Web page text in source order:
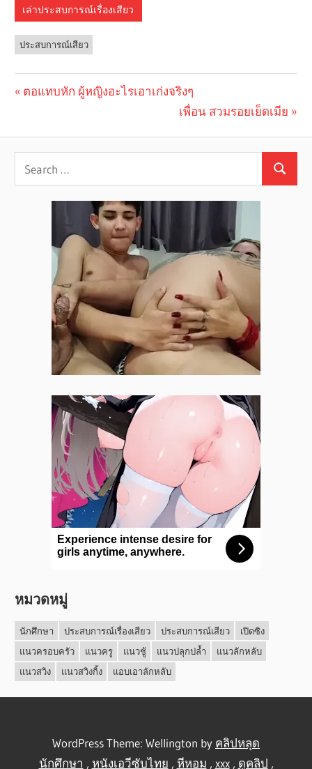
เล่าประสบการณ์เรื่องเสียว
ประสบการณ์เสียว
navigation
Previous
ตอแทบหัก ผู้หญิงอะไรเอาเก่งจริงๆ
Next
เพื่อน สวมรอยเย็ดเมีย
หมวดหมู่
นักศึกษา ประสบการณ์เรื่องเสียว ประสบการณ์เสียว
เปิดซิง
แนวครอบครัว
แนวครู แนวชู้ แนวปลุกปล้ำ
แนวลักหลับ
แนวสวิง
แนวสวิงกิ้ง แอบเอาลักหลับ
WordPress Theme: Wellington by คลิปหลุด
นักศึกษา , หนังเอวีซับไทย , หีหอม , xxx, ดูคลิป ,